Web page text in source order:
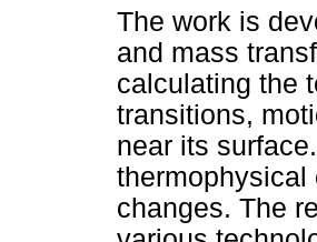
The work is
and mass
calculating the
transitions,
near its
thermophysical
changes. The